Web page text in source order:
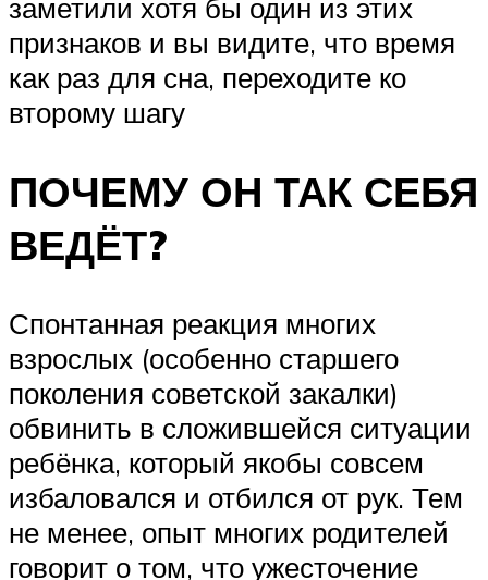
заметили хотя бы один из этих
признаков и вы видите, что время
как раз для сна, переходите ко
второму шагу
ПОЧЕМУ ОН ТАК СЕБЯ
ВЕДЁТ?
Спонтанная реакция многих
взрослых (особенно старшего
поколения советской закалки)
обвинить в сложившейся ситуации
ребёнка, который якобы совсем
избаловался и отбился от рук. Тем
не менее, опыт многих родителей
говорит о том, что ужесточение